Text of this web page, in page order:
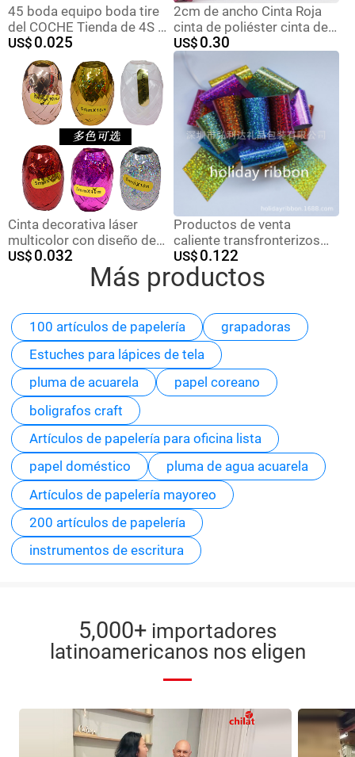
45 boda equipo boda tire
del COCHE Tienda de 4S de
flores entrega espejo
retrovisor coche manejar
corbata flor tienda de
flores bonsai decoración
cinta
US$ 0.025
2cm de ancho Cinta Roja
cinta de poliéster cinta de
embalaje de regalo cinta
ventas directas de fábrica
US$ 0.30
Cinta decorativa láser
multicolor con diseño de
rugby, para bodas, fiestas o
celebraciones, ata globos
US$ 0.032
Productos de venta
caliente transfronterizos
regalos de Navidad mano
bola impresa cinta de
dibujo de flores bola de
US$ 0.122
Más productos
100 artículos de papelería
grapadoras
Estuches para lápices de tela
pluma de acuarela
papel coreano
boligrafos craft
Artículos de papelería para oficina lista
papel doméstico
pluma de agua acuarela
Artículos de papelería mayoreo
200 artículos de papelería
instrumentos de escritura
5,000+ importadores
latinoamericanos nos eligen